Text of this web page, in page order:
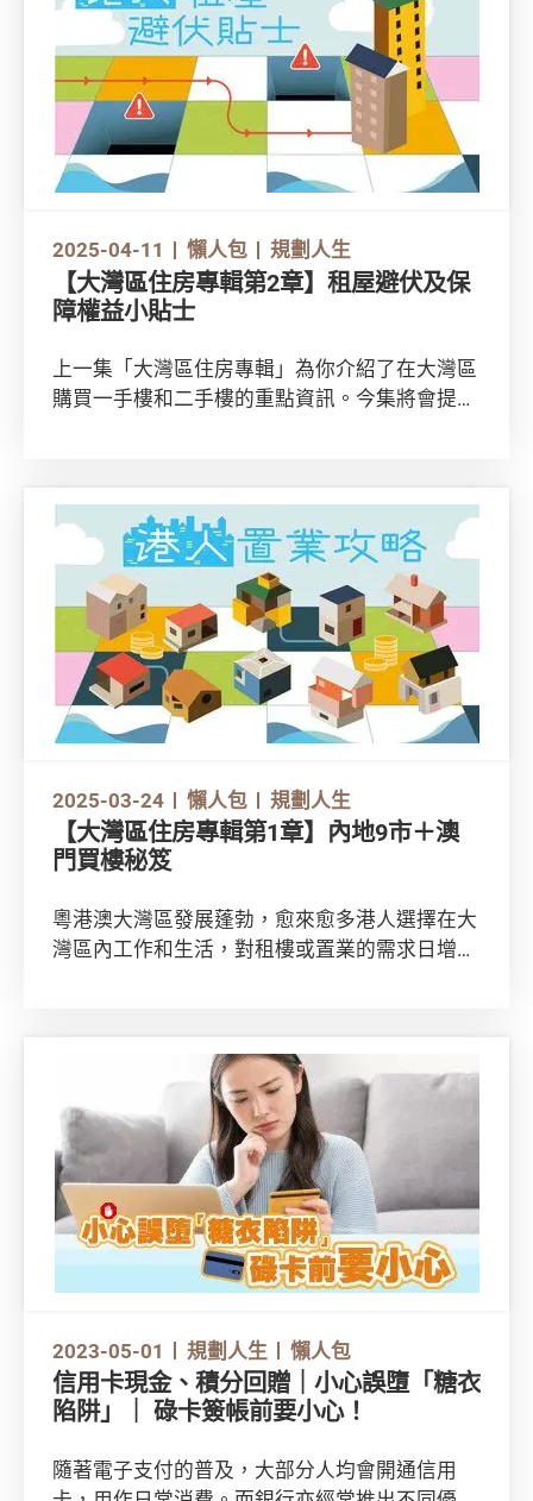
2025-04-11 懶人包 規劃人生
【大灣區住房專輯第2章】租屋避伏及保
障權益小貼士
上一集「大灣區住房專輯」為你介紹了在大灣區
購買一手樓和二手樓的重點資訊。今集將會提提
網絡上資訊繁複，租樓新手如何辨識資料真偽免
墮入各種租屋陷阱？又應如何保障自己的權益？
留意以下4大貼士添保障。
2025-03-24 懶人包 規劃人生
【大灣區住房專輯第1章】內地9市＋澳
門買樓秘笈
粵港澳大灣區發展蓬勃，愈來愈多港人選擇在大
灣區內工作和生活，對租樓或置業的需求日增。
還有甚麼須留神的事項？
「大灣區住房專輯」將分3個章節為你介紹買
樓、租樓須知，以及物管、維修開支等關注點。
本文率先為你整合了在大灣區購買一手樓、二手
樓的重點資訊，助你從基本概念入手！
2023-05-01 規劃人生 懶人包
信用卡現金、積分回贈｜小心誤墮「糖衣
陷阱」｜ 碌卡簽帳前要小心！
隨著電子支付的普及，大部分人均會開通信用